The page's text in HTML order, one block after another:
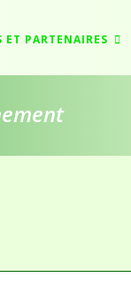
ET PARTENAIRES